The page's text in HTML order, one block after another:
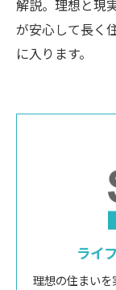
解説。理想と現
が安心して長く
に入ります。
ライ
理想の住まい